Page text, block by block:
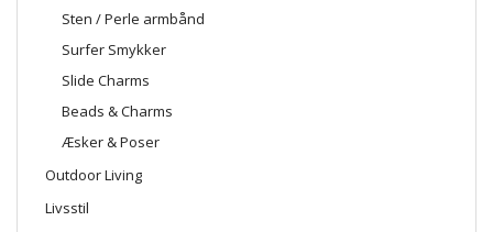
Sten / Perle armbånd
Surfer Smykker
Slide Charms
Beads & Charms
Æsker & Poser
Outdoor Living
Livsstil